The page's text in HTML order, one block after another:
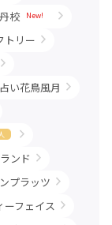
校 New!
トリー
占い花鳥風月
ンド
プラッツ
ーフェイス